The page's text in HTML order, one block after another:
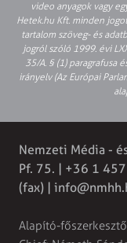
video anyagok vagy
Hetek.hu Kft. minden
tartalom szöveg- és
jogról szóló 1999. évi
35/A. § (1) paragrafusa
irányelv (Az Európai
Nemzeti Média -
Pf. 75. | +36 1
(fax) |
Alapító-